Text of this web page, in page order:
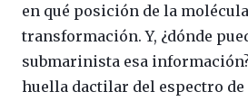
en qué posición de la
transformación. Y, ¿dónde
submarinista esa
huella dactilar del espectro de